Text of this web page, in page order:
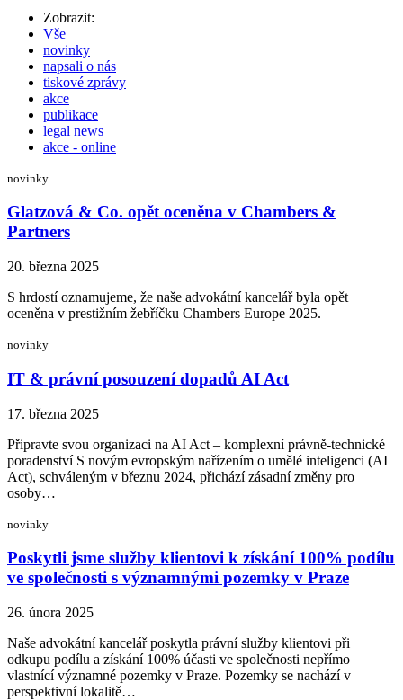
Zobrazit:
Vše
novinky
napsali o nás
tiskové zprávy
akce
publikace
legal news
akce - online
novinky
Glatzová & Co. opět oceněna v Chambers &
Partners
20. března 2025
S hrdostí oznamujeme, že naše advokátní kancelář byla opět
oceněna v prestižním žebříčku Chambers Europe 2025.
novinky
IT & právní posouzení dopadů AI Act
17. března 2025
Připravte svou organizaci na AI Act – komplexní právně-technické
poradenství S novým evropským nařízením o umělé inteligenci (AI
Act), schváleným v březnu 2024, přichází zásadní změny pro
osoby…
novinky
Poskytli jsme služby klientovi k získání 100% podílu
ve společnosti s významnými pozemky v Praze
26. února 2025
Naše advokátní kancelář poskytla právní služby klientovi při
odkupu podílu a získání 100% účasti ve společnosti nepřímo
vlastnící významné pozemky v Praze. Pozemky se nachází v
perspektivní lokalitě…